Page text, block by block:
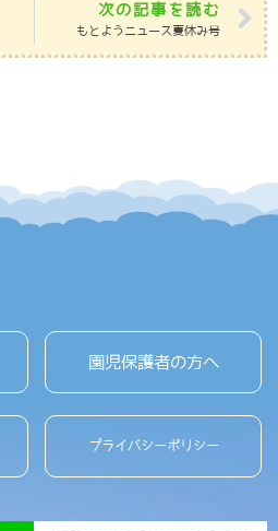
次の記事を読む
もとようニュース夏休み号
園児保護者の方へ
プライバシーポリシー